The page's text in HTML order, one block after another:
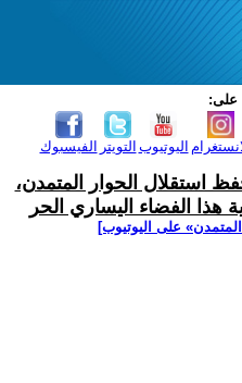
على:
الفيسبوك التويتر اليوتيوب
استقلال الحوار المتمدن،
هذا الفضاء اليساري الحر
على اليوتيوب]